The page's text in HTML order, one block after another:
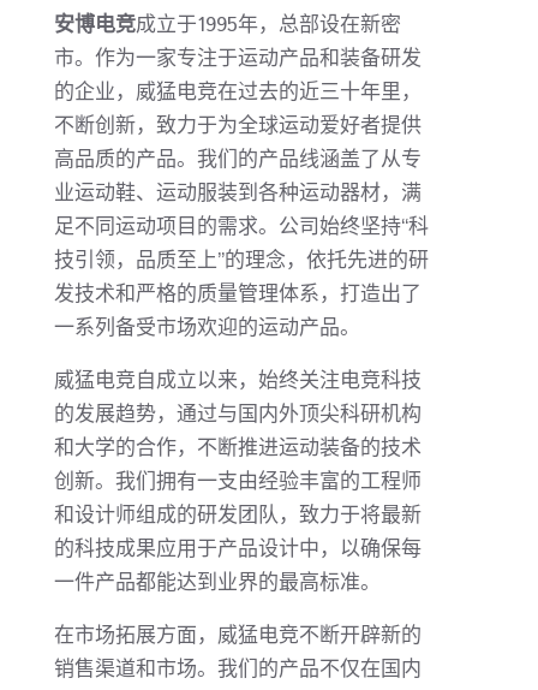
安博电竞成立于1995年，总部设在新密
市。作为一家专注于运动产品和装备研发
的企业，威猛电竞在过去的近三十年里，
不断创新，致力于为全球运动爱好者提供
高品质的产品。我们的产品线涵盖了从专
业运动鞋、运动服装到各种运动器材，满
足不同运动项目的需求。公司始终坚持“科
技引领，品质至上”的理念，依托先进的研
发技术和严格的质量管理体系，打造出了
一系列备受市场欢迎的运动产品。
威猛电竞自成立以来，始终关注电竞科技
的发展趋势，通过与国内外顶尖科研机构
和大学的合作，不断推进运动装备的技术
创新。我们拥有一支由经验丰富的工程师
和设计师组成的研发团队，致力于将最新
的科技成果应用于产品设计中，以确保每
一件产品都能达到业界的最高标准。
在市场拓展方面，威猛电竞不断开辟新的
销售渠道和市场。我们的产品不仅在国内